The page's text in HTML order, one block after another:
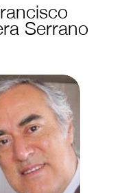
Serrano